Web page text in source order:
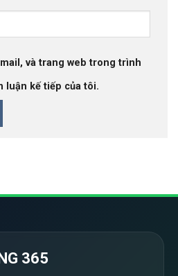
và trang web trong trình
luận kế tiếp của tôi.
365